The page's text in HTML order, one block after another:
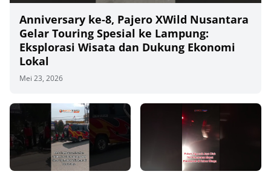
Anniversary ke‑8, Pajero XWild Nusantara
Gelar Touring Spesial ke Lampung:
Eksplorasi Wisata dan Dukung Ekonomi
Lokal
Mei 23, 2026